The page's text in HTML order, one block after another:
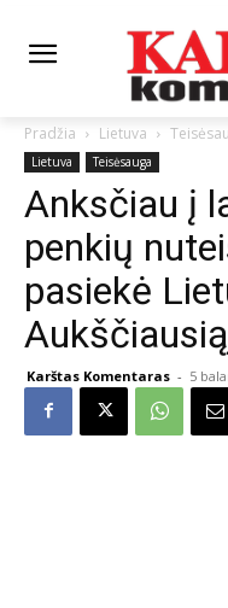
Pradžia Lietuva
Lietuva Teisėsauga
Anksčiau į
penkių
pasiekė
Karštas Komentaras - 5